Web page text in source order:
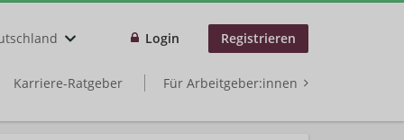
Login Registrieren
Karriere-Ratgeber Für Arbeitgeber:innen